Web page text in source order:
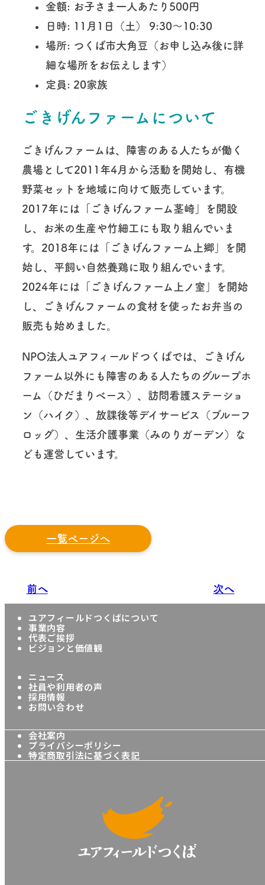
金額: お子さま一人あたり500円
日時: 11月1日（土） 9:30〜10:30
場所: つくば市大角豆（お申し込み後に詳
細な場所をお伝えします）
定員: 20家族
ごきげんファームについて
ごきげんファームは、障害のある人たちが働く
農場として2011年4月から活動を開始し、有機
野菜セットを地域に向けて販売しています。
2017年には「ごきげんファーム茎崎」を開設
し、お米の生産や竹細工にも取り組んでいま
す。2018年には「ごきげんファーム上郷」を開
始し、平飼い自然養鶏に取り組んでいます。
2024年には「ごきげんファーム上ノ室」を開始
し、ごきげんファームの食材を使ったお弁当の
販売も始めました。
NPO法人ユアフィールドつくばでは、ごきげん
ファーム以外にも障害のある人たちのグループホ
ーム（ひだまりベース）、訪問看護ステーショ
ン（ハイク）、放課後等デイサービス（ブルーフ
ロッグ）、生活介護事業（みのりガーデン）な
ども運営しています。
一覧ページへ
前へ 次へ
ユアフィールドつくばについて
事業内容
代表ご挨拶
ビジョンと価値観
ニュース
社員や利用者の声
採用情報
お問い合わせ
会社案内
プライバシーポリシー
特定商取引法に基づく表記